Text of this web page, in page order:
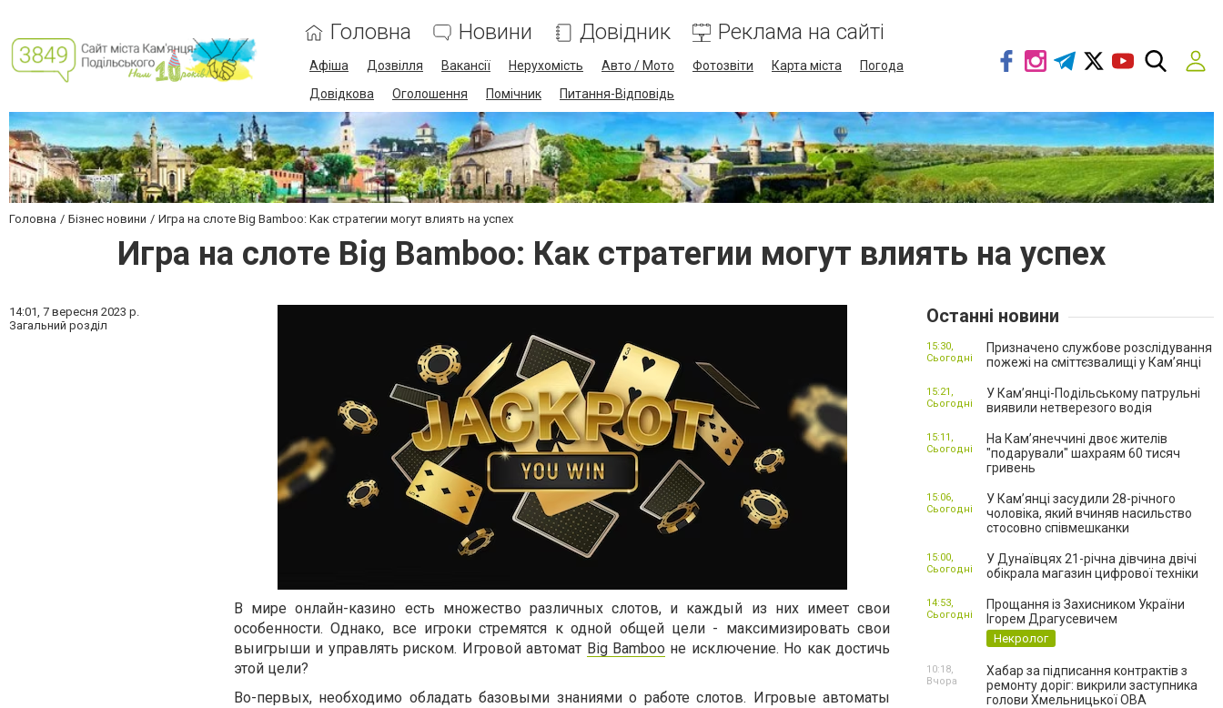
Головна Новини Довідник Реклама на сайті
Афіша Дозвілля Вакансії Нерухомість Авто / Мото Фотозвіти Карта міста
Погода
Довідкова
Оголошення Помічник Питання-Відповідь
Головна Бізнес новини Игра на слоте Big Bamboo: Как стратегии могут влиять на успех
Игра на слоте Big Bamboo: Как стратегии могут влиять на успех
14:01, 7 вересня 2023 р.
Загальний розділ
В мире онлайн-казино есть множество различных слотов, и каждый из них имеет свои
особенности. Однако, все игроки стремятся к одной общей цели - максимизировать свои
выигрыши и управлять риском. Игровой автомат Big Bamboo не исключение. Но как достичь
этой цели?
Во-первых, необходимо обладать базовыми знаниями о работе слотов. Игровые автоматы
Останні новини
Призначено службове розслідування
пожежі на сміттєзвалищі у Кам’янці
15:30,
Сьогодні
У Кам’янці-Подільському патрульні
виявили нетверезого водія
15:21,
Сьогодні
На Камʼянеччині двоє жителів
"подарували" шахраям 60 тисяч
гривень
15:11,
Сьогодні
У Камʼянці засудили 28-річного
чоловіка, який вчиняв насильство
стосовно співмешканки
15:06,
Сьогодні
У Дунаївцях 21-річна дівчина двічі
обікрала магазин цифрової техніки
15:00,
Сьогодні
Прощання із Захисником України
Ігорем Драгусевичем
Некролог
14:53,
Сьогодні
Хабар за підписання контрактів з
ремонту доріг: викрили заступника
голови Хмельницької ОВА
10:18,
Вчора